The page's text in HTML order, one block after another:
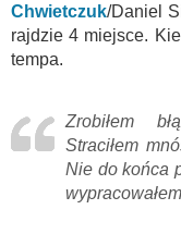
Chwietczuk/Daniel
rajdzie 4 miejsce.
tempa.
Zrobiłem
Straciłem
Nie do końca
wypracowałem